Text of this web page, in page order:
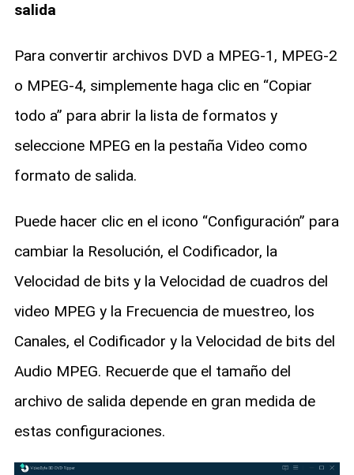
salida
Para convertir archivos DVD a MPEG-1, MPEG-2
o MPEG-4, simplemente haga clic en “Copiar
todo a” para abrir la lista de formatos y
seleccione MPEG en la pestaña Video como
formato de salida.
Puede hacer clic en el icono “Configuración” para
cambiar la Resolución, el Codificador, la
Velocidad de bits y la Velocidad de cuadros del
video MPEG y la Frecuencia de muestreo, los
Canales, el Codificador y la Velocidad de bits del
Audio MPEG. Recuerde que el tamaño del
archivo de salida depende en gran medida de
estas configuraciones.